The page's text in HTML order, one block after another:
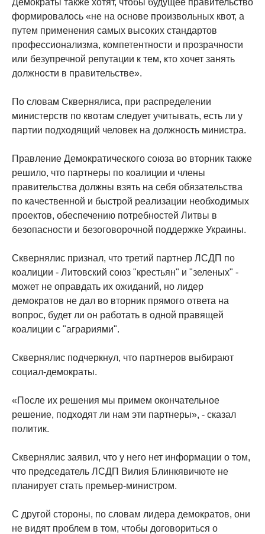
Демократы также хотят, чтобы будущее правительство
формировалось «не на основе произвольных квот, а
путем применения самых высоких стандартов
профессионализма, компетентности и прозрачности
или безупречной репутации к тем, кто хочет занять
должности в правительстве».
По словам Сквернялиса, при распределении
министерств по квотам следует учитывать, есть ли у
партии подходящий человек на должность министра.
Правление Демократического союза во вторник также
решило, что партнеры по коалиции и члены
правительства должны взять на себя обязательства
по качественной и быстрой реализации необходимых
проектов, обеспечению потребностей Литвы в
безопасности и безоговорочной поддержке Украины.
Сквернялис признал, что третий партнер ЛСДП по
коалиции - Литовский союз "крестьян" и "зеленых" -
может не оправдать их ожиданий, но лидер
демократов не дал во вторник прямого ответа на
вопрос, будет ли он работать в одной правящей
коалиции с "аграриями".
Сквернялис подчеркнул, что партнеров выбирают
социал-демократы.
«После их решения мы примем окончательное
решение, подходят ли нам эти партнеры», - сказал
политик.
Сквернялис заявил, что у него нет информации о том,
что председатель ЛСДП Вилия Блинкявичюте не
планирует стать премьер-министром.
С другой стороны, по словам лидера демократов, они
не видят проблем в том, чтобы договориться о